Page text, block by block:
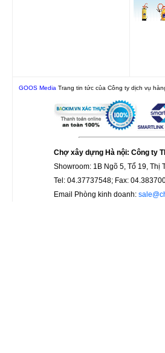
GOOS Media Trang tin tức của Công ty dịch vụ
Chợ xây dựng Hà nội: Công ty
Showroom: 1B Ngõ 5, Tổ 19, Thị
Tel: 04.37737548; Fax:
Email Phòng kinh doanh: